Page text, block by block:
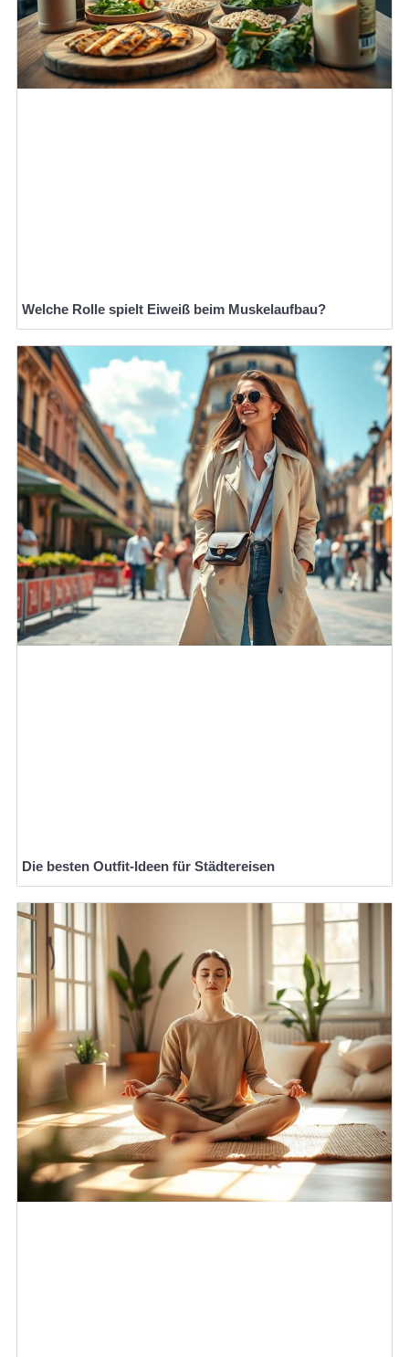
Welche Rolle spielt Eiweiß beim Muskelaufbau?
Die besten Outfit-Ideen für Städtereisen